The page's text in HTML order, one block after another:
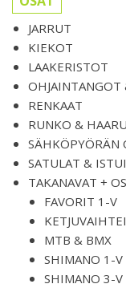
JARRUT
KIEKOT
LAAKERISTOT
OHJAINTANGOT
RENKAAT
RUNKO &
SÄHKÖPYÖRÄN
SATULAT &
TAKANAVAT +
FAVORIT 1-V
MTB & BMX
SHIMANO 1-V
SHIMANO 3-V